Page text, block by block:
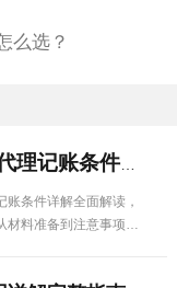
么选？
广州企业必看：代理记账条件详解详细解...
条件详解全面解读，
料准备到注意事项，